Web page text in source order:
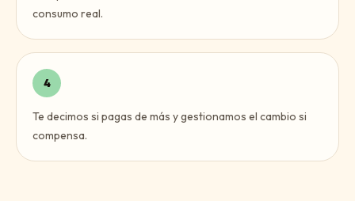
consumo real.
4
Te decimos si pagas de más y gestionamos el cambio si
compensa.